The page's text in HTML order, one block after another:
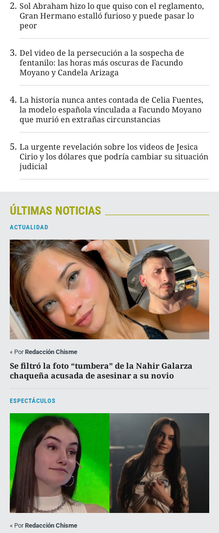
Sol Abraham hizo lo que quiso con el reglamento,
Gran Hermano estalló furioso y puede pasar lo
peor
Del video de la persecución a la sospecha de
fentanilo: las horas más oscuras de Facundo
Moyano y Candela Arizaga
La historia nunca antes contada de Celia Fuentes,
la modelo española vinculada a Facundo Moyano
que murió en extrañas circunstancias
La urgente revelación sobre los videos de Jesica
Cirio y los dólares que podría cambiar su situación
judicial
ÚLTIMAS NOTICIAS
ACTUALIDAD
« PorRedacción Chisme
Se filtró la foto “tumbera” de la Nahir Galarza
chaqueña acusada de asesinar a su novio
ESPECTÁCULOS
« PorRedacción Chisme